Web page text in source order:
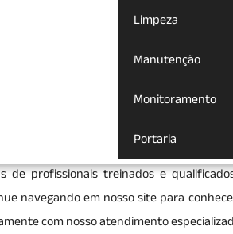
Limpeza
Manutenção
Monitoramento
Portaria
Portaria, Limpeza e Conservação,
de profissionais treinados e
navegando em nosso site para
com nosso atendimento